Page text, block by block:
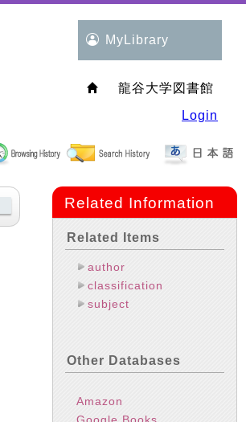
MyLibrary
龍谷大学図書館
Login
Related Information
Related Items
author
classification
subject
Other Databases
Amazon